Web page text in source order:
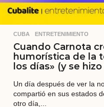
CUBA ,ENTRETENIMIENTO
Cuando Carnota
humorística de la
los días» (y se hizo
Un día después de ver la
compartió en sus estados
otro día,...